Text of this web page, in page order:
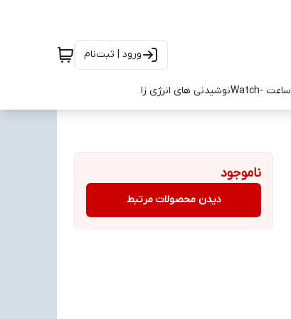
ورود | ثبت‌نام
ساعت -Watch نوشیدنی های انرژی زا
ناموجود
دیدن محصولات مرتبط